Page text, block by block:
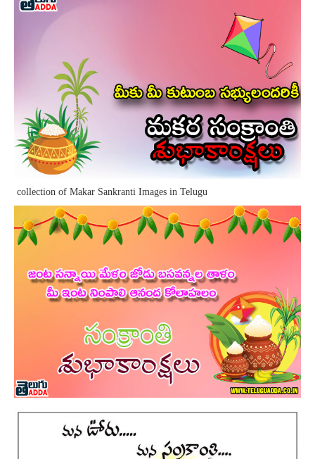
collection of Makar Sankranti Images in Telugu